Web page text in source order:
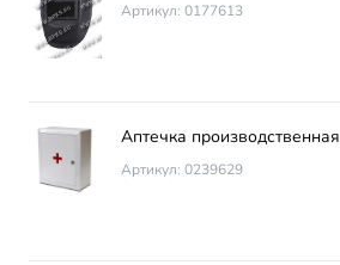
Артикул: 0177613
Аптечка производственная
Артикул: 0239629